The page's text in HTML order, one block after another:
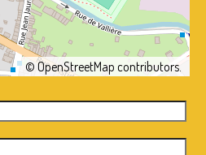
©OpenStreetMap contributors.